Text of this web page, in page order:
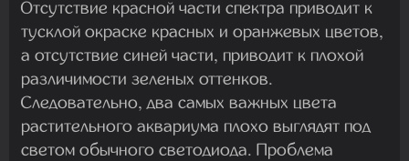
Отсутствие красной части спектра приводит к
тусклой окраске красных и оранжевых цветов,
а отсутствие синей части, приводит к плохой
различимости зеленых оттенков.
Следовательно, два самых важных цвета
растительного аквариума плохо выглядят под
светом обычного светодиода. Проблема